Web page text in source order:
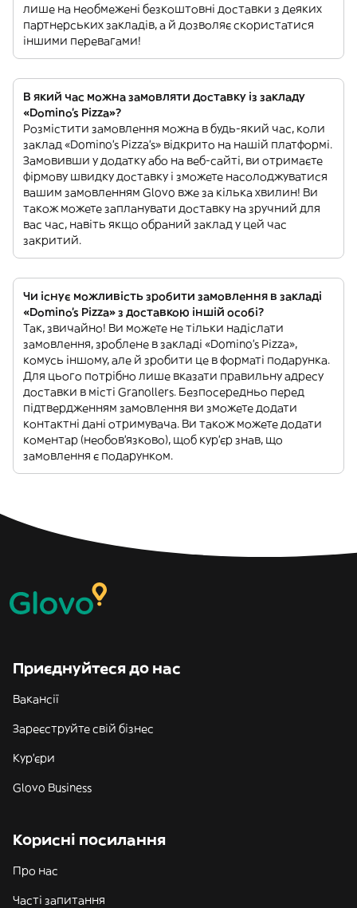
лише на необмежені безкоштовні доставки з деяких
партнерських закладів, а й дозволяє скористатися
іншими перевагами!
В який час можна замовляти доставку із закладу
«Domino's Pizza»?
Розмістити замовлення можна в будь-який час, коли
заклад «Domino's Pizza’s» відкрито на нашій платформі.
Замовивши у додатку або на веб-сайті, ви отримаєте
фірмову швидку доставку і зможете насолоджуватися
вашим замовленням Glovo вже за кілька хвилин! Ви
також можете запланувати доставку на зручний для
вас час, навіть якщо обраний заклад у цей час
закритий.
Чи існує можливість зробити замовлення в закладі
«Domino's Pizza» з доставкою іншій особі?
Так, звичайно! Ви можете не тільки надіслати
замовлення, зроблене в закладі «Domino's Pizza»,
комусь іншому, але й зробити це в форматі подарунка.
Для цього потрібно лише вказати правильну адресу
доставки в місті Granollers. Безпосередньо перед
підтвердженням замовлення ви зможете додати
контактні дані отримувача. Ви також можете додати
коментар (необов'язково), щоб кур'єр знав, що
замовлення є подарунком.
Приєднуйтеся до нас
Вакансії
Зареєструйте свій бізнес
Кур'єри
Glovo Business
Корисні посилання
Про нас
Часті запитання